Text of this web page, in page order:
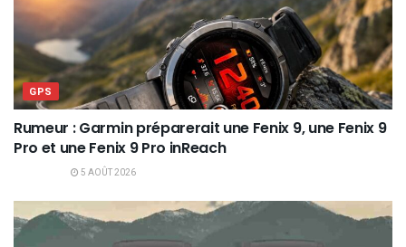
GPS
Rumeur : Garmin préparerait une Fenix 9, une Fenix 9
Pro et une Fenix 9 Pro inReach
5 AOÛT 2026